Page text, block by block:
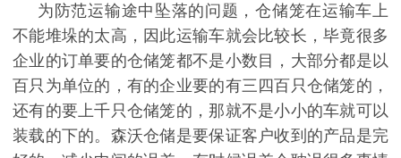
为防范运输途中坠落的问题，仓储笼在运输车上
不能堆垛的太高，因此运输车就会比较长，毕竟很多
企业的订单要的仓储笼都不是小数目，大部分都是以
百只为单位的，有的企业要的有三四百只仓储笼的，
还有的要上千只仓储笼的，那就不是小小的车就可以
装载的下的。森沃仓储是要保证客户收到的产品是完